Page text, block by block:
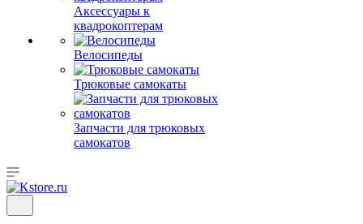
Аксессуары к
квадрокоптерам
Велосипеды
Трюковые самокаты
Запчасти для трюковых
самокатов